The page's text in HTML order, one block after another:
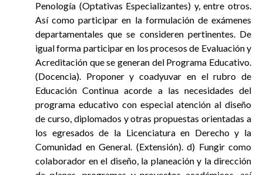
Penología (Optativas Especializantes) y, entre otros.
Así como participar en la formulación de exámenes
departamentales que se consideren pertinentes. De
igual forma participar en los procesos de Evaluación y
Acreditación que se generan del Programa Educativo.
(Docencia). Proponer y coadyuvar en el rubro de
Educación Continua acorde a las necesidades del
programa educativo con especial atención al diseño
de curso, diplomados y otras propuestas orientadas a
los egresados de la Licenciatura en Derecho y la
Comunidad en General. (Extensión). d) Fungir como
colaborador en el diseño, la planeación y la dirección